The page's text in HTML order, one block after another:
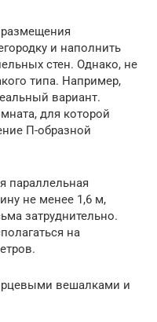
и наполнить
стен. Однако, не
типа. Например,
вариант.
для которой
П-образной
параллельная
не менее 1,6 м,
затруднительно.
на
вешалками и